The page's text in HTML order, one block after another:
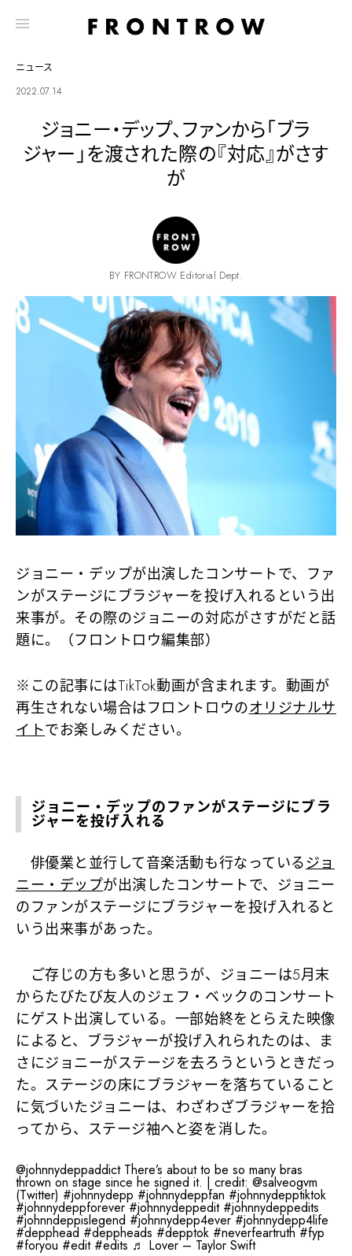
ニュース
2022.07.14
ジョニー・デップ、ファンから「ブラ
ジャー」を渡された際の『対応』がさす
が
BY FRONTROW Editorial Dept.
ジョニー・デップが出演したコンサートで、ファ
ンがステージにブラジャーを投げ入れるという出
来事が。その際のジョニーの対応がさすがだと話
題に。（フロントロウ編集部）
※この記事にはTikTok動画が含まれます。動画が
再生されない場合はフロントロウのオリジナルサ
イトでお楽しみください。
ジョニー・デップのファンがステージにブラ
ジャーを投げ入れる
俳優業と並行して音楽活動も行なっているジョ
ニー・デップが出演したコンサートで、ジョニー
のファンがステージにブラジャーを投げ入れると
いう出来事があった。
ご存じの方も多いと思うが、ジョニーは5月末
からたびたび友人のジェフ・ベックのコンサート
にゲスト出演している。一部始終をとらえた映像
によると、ブラジャーが投げ入れられたのは、ま
さにジョニーがステージを去ろうというときだっ
た。ステージの床にブラジャーを落ちていること
に気づいたジョニーは、わざわざブラジャーを拾
ってから、ステージ袖へと姿を消した。
@johnnydeppaddictThere’s about to be so many bras
thrown on stage since he signed it. | credit: @salveogvm
(Twitter) #johnnydepp #johnnydeppfan #johnnydepptiktok
#johnnydeppforever #johnnydeppedit #johnnydeppedits
#johnndeppislegend #johnnydepp4ever #johnnydepp4life
#depphead #deppheads #depptok #neverfeartruth #fyp
#foryou #edit #edits ♬ Lover – Taylor Swift